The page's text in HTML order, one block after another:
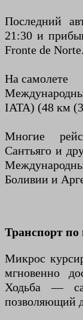
Последний
21:30 и
Fronte de Norte.
На самолете
IATA) (48 км
Многие
Сантьяго и
Боливии и
Транспорт по
Микрос
мгновенно
Ходьба —
позволяющий